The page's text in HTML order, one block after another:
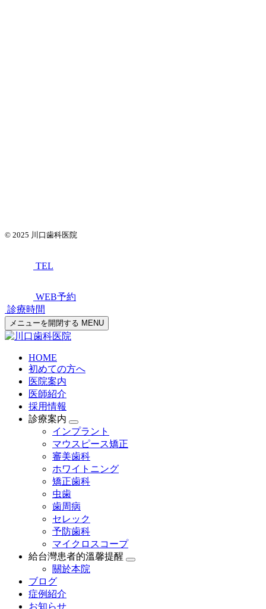
© 2025 川口歯科医院
TEL
WEB予約
診療時間
メニューを開閉する MENU
HOME
初めての方へ
医院案内
医師紹介
採用情報
診療案内
インプラント
マウスピース矯正
審美歯科
ホワイトニング
矯正歯科
虫歯
歯周病
セレック
予防歯科
マイクロスコープ
給台灣患者的溫馨提醒
關於本院
ブログ
症例紹介
お知らせ